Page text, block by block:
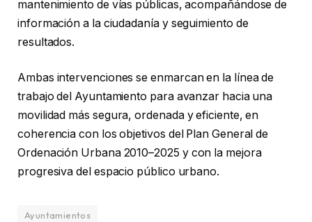
mantenimiento de vías públicas, acompañándose de
información a la ciudadanía y seguimiento de
resultados.
Ambas intervenciones se enmarcan en la línea de
trabajo del Ayuntamiento para avanzar hacia una
movilidad más segura, ordenada y eficiente, en
coherencia con los objetivos del Plan General de
Ordenación Urbana 2010–2025 y con la mejora
progresiva del espacio público urbano.
Ayuntamientos